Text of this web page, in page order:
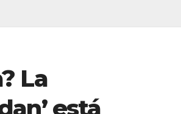
La
está